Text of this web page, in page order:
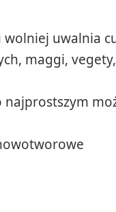
wolniej uwalnia
maggi,